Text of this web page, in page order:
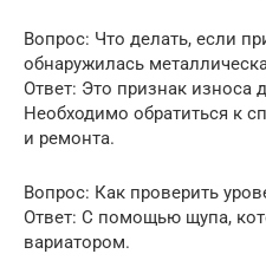
Вопрос: Что делать, если
обнаружилась
Ответ: Это признак износа
Необходимо обратиться к
и ремонта.
Вопрос: Как проверить
Ответ: С помощью щупа,
вариатором.